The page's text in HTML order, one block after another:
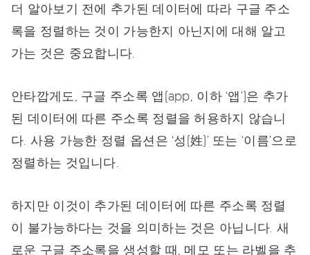
더 알아보기 전에 추가된 데이터에 따라 구글 주소
록을 정렬하는 것이 가능한지 아닌지에 대해 알고
가는 것은 중요합니다.
안타깝게도, 구글 주소록 앱(app, 이하 ‘앱’)은 추가
된 데이터에 따른 주소록 정렬을 허용하지 않습니
다. 사용 가능한 정렬 옵션은 ‘성(姓)’ 또는 ‘이름’으로
정렬하는 것입니다.
하지만 이것이 추가된 데이터에 따른 주소록 정렬
이 불가능하다는 것을 의미하는 것은 아닙니다. 새
로운 구글 주소록을 생성할 때, 메모 또는 라벨을 추